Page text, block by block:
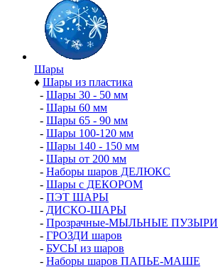
Шары
♦ Шары из пластика
- Шары 30 - 50 мм
- Шары 60 мм
- Шары 65 - 90 мм
- Шары 100-120 мм
- Шары 140 - 150 мм
- Шары от 200 мм
- Наборы шаров ДЕЛЮКС
- Шары с ДЕКОРОМ
- ПЭТ ШАРЫ
- ДИСКО-ШАРЫ
- Прозрачные-МЫЛЬНЫЕ ПУЗЫРИ
- ГРОЗДИ шаров
- БУСЫ из шаров
- Наборы шаров ПАПЬЕ-МАШЕ